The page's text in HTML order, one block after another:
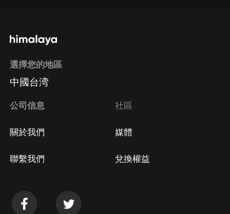
方法 Google Play取消訂閱方法
選擇您的地區
中國台湾
公司信息
關於我們
聯繫我們
社區
媒體
兌換權益